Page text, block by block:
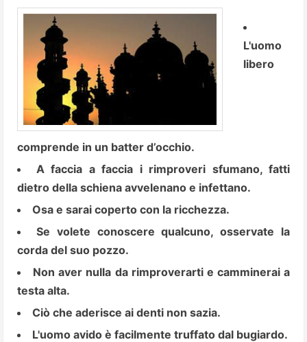
L'uomo
libero
comprende in un batter d’occhio.
A faccia a faccia i rimproveri sfumano, fatti
dietro della schiena avvelenano e infettano.
Osa e sarai coperto con la ricchezza.
Se volete conoscere qualcuno, osservate la
corda del suo pozzo.
Non aver nulla da rimproverarti e camminerai a
testa alta.
Ciò che aderisce ai denti non sazia.
L'uomo avido è facilmente truffato dal bugiardo.